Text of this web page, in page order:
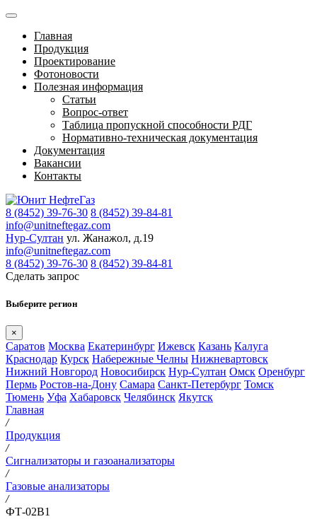
Главная
Продукция
Проектирование
Фотоновости
Полезная информация
Статьи
Вопрос-ответ
Таблица пропускной способности РДГ
Нормативно-техническая документация
Документация
Вакансии
Контакты
8 (8452) 39-76-30 8 (8452) 39-84-81
info@unitneftegaz.com
Нур-Султан ул. Жанажол, д.19
info@unitneftegaz.com
8 (8452) 39-76-30 8 (8452) 39-84-81
Сделать запрос
Выберите регион
×
Саратов Москва Екатеринбург Ижевск Казань Калуга
Краснодар Курск Набережные Челны Нижневартовск
Нижний Новгород Новосибирск Нур-Султан Омск Оренбург
Пермь Ростов-на-Дону Самара Санкт-Петербург Томск
Тюмень Уфа Хабаровск Челябинск Якутск
Главная
/
Продукция
/
Сигнализаторы и газоанализаторы
/
Газовые анализаторы
/
ФТ-02В1